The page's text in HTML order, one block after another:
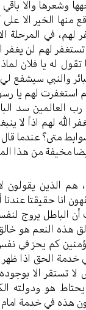
وشعرها والا
منها الخير الا
في المرحلة
لهم لن يغفر
له يا فلان
والنبي
لهم يا
العالمين سد
الله لهم اذاً
متى؟ عندما
مخيفة من هذا
هم الذين
انا حقيقتا
أن الباطل يروج
هذه النعم هو
كم يحز في
الحق اذا ظهر
تستقر الا بوجوده
يحتاط هو ودولته
هذه في خدمة امام